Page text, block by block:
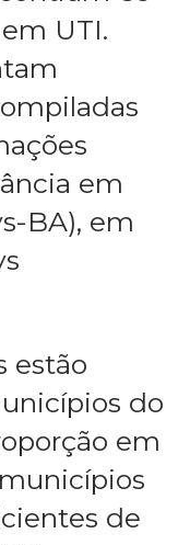
UTI.
em
BA), em
estão
do
em
municípios
de